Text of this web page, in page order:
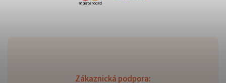
Zákaznická podpora: